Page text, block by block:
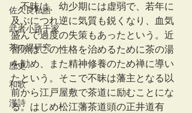
佐久良私語
武者小路千家
茶の湯研究
歴史
和歌
漢詩
不昧は、幼少期には虚弱で、若年に
及ぶにつれ逆に気質も鋭くなり、血気
盛んで過度の失策もあったという。近
習頭はこの性格を治めるために茶の湯
を勧め、また精神修養のため禅に導い
たという。そこで不昧は藩主となる以
前から江戸屋敷で茶道に励むことにな
る。はじめ松江藩茶道頭の正井道有